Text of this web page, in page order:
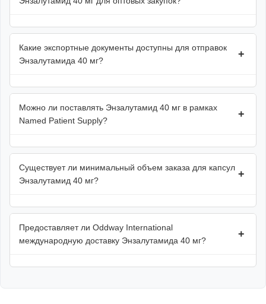
Какие экспортные документы доступны для отправок
Энзалутамида 40 мг?
+
Можно ли поставлять Энзалутамид 40 мг в рамках
Named Patient Supply?
+
Существует ли минимальный объем заказа для капсул
Энзалутамид 40 мг?
+
Предоставляет ли Oddway International
международную доставку Энзалутамида 40 мг?
+